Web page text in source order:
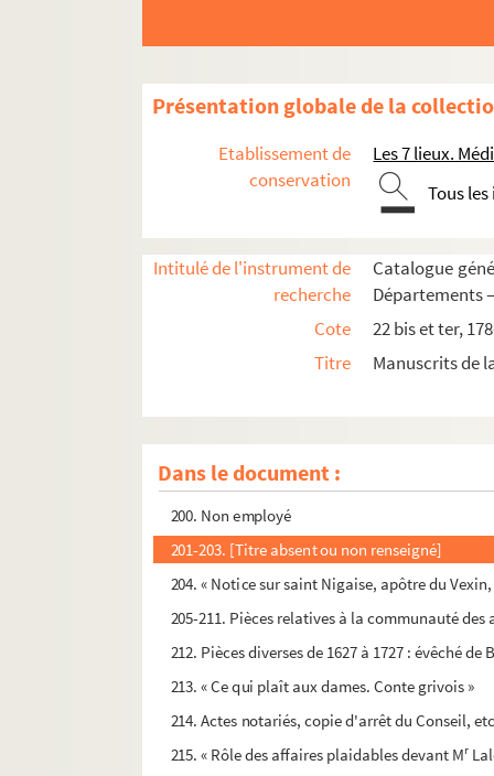
Présentation globale de la
Etablissement de
conservation
Les 7 lieux.
Tous
Intitulé de l'instrument de
recherche
Catalogue
Départements
Cote
22 bis et ter,
Titre
Manuscrits de
Dans le document :
189. « La vengeance du matelot, scène
190. « Physiologia »
191. Quatre pièces pour les héritiers Le
192. Pièces relatives aux familles Hébert,
193. « Pièces concernant les fondations faites
194. « Disette à Caen. Émeute, objet du
r
Lagrange [-
197. « Lettre d'une solitaire écritte à un
198. « Pièces fugitives, articles de journaux,
199. « Discours qui a concouru pour le prix
200. Non employé
201-203. [Titre absent ou non renseigné]
204. « Notice sur saint Nigaise, apôtre du
205-211. Pièces relatives à la communauté
212. Pièces diverses de 1627 à 1727 : évêché
213. « Ce qui plaît aux dames. Conte grivois »
214. Actes notariés, copie d'arrêt du Conseil,
215. « Rôle des affaires plaidables devant Mr